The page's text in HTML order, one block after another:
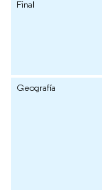
Final
Geografía